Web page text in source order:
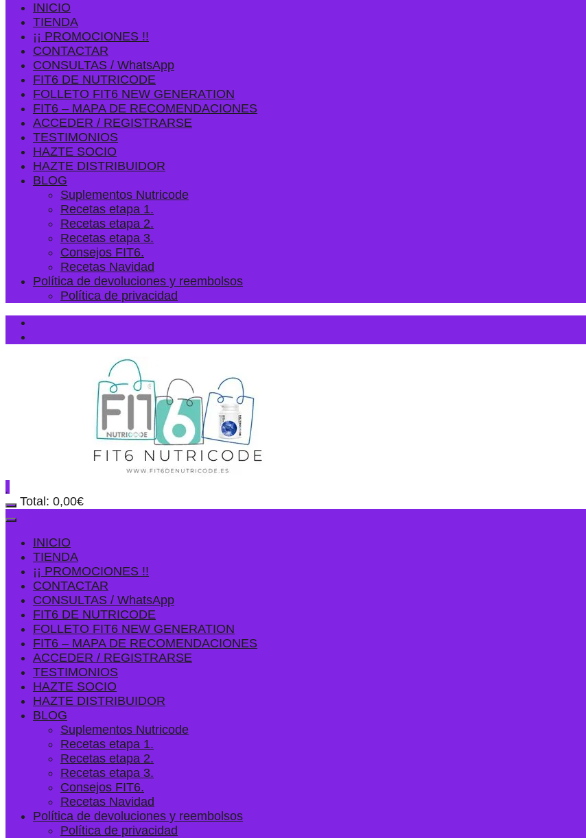
INICIO
TIENDA
¡¡ PROMOCIONES !!
CONTACTAR
CONSULTAS / WhatsApp
FIT6 DE NUTRICODE
FOLLETO FIT6 NEW GENERATION
FIT6 – MAPA DE RECOMENDACIONES
ACCEDER / REGISTRARSE
TESTIMONIOS
HAZTE SOCIO
HAZTE DISTRIBUIDOR
BLOG
Suplementos Nutricode
Recetas etapa 1.
Recetas etapa 2.
Recetas etapa 3.
Consejos FIT6.
Recetas Navidad
Política de devoluciones y reembolsos
Política de privacidad
Total: 0,00€
INICIO
TIENDA
¡¡ PROMOCIONES !!
CONTACTAR
CONSULTAS / WhatsApp
FIT6 DE NUTRICODE
FOLLETO FIT6 NEW GENERATION
FIT6 – MAPA DE RECOMENDACIONES
ACCEDER / REGISTRARSE
TESTIMONIOS
HAZTE SOCIO
HAZTE DISTRIBUIDOR
BLOG
Suplementos Nutricode
Recetas etapa 1.
Recetas etapa 2.
Recetas etapa 3.
Consejos FIT6.
Recetas Navidad
Política de devoluciones y reembolsos
Política de privacidad